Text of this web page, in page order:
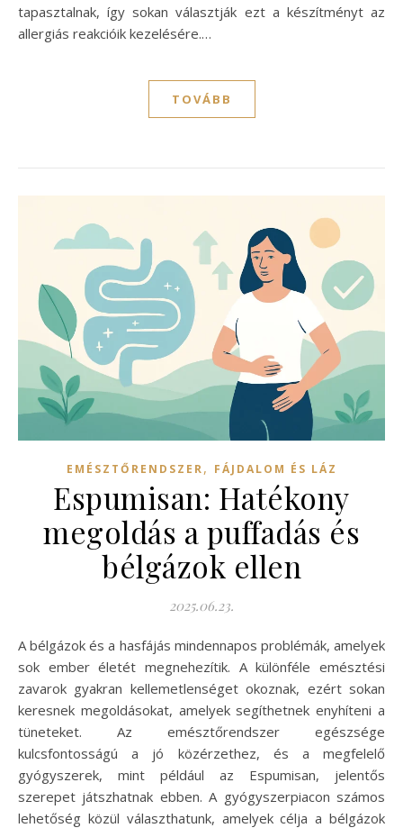
tapasztalnak, így sokan választják ezt a készítményt az
allergiás reakcióik kezelésére.…
TOVÁBB
EMÉSZTŐRENDSZER, FÁJDALOM ÉS LÁZ
Espumisan: Hatékony
megoldás a puffadás és
bélgázok ellen
2025.06.23.
A bélgázok és a hasfájás mindennapos problémák, amelyek
sok ember életét megnehezítik. A különféle emésztési
zavarok gyakran kellemetlenséget okoznak, ezért sokan
keresnek megoldásokat, amelyek segíthetnek enyhíteni a
tüneteket. Az emésztőrendszer egészsége
kulcsfontosságú a jó közérzethez, és a megfelelő
gyógyszerek, mint például az Espumisan, jelentős
szerepet játszhatnak ebben. A gyógyszerpiacon számos
lehetőség közül választhatunk, amelyek célja a bélgázok